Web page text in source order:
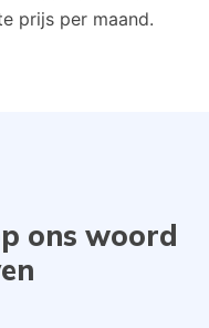
prijs per maand.
ons woord